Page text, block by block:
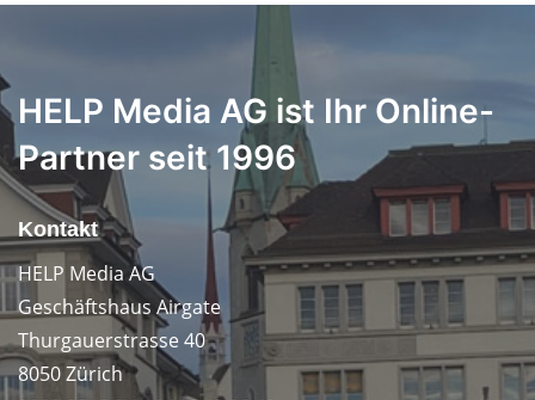
HELP Media AG ist Ihr Online-
Partner seit 1996
Kontakt
HELP Media AG
Geschäftshaus Airgate
Thurgauerstrasse 40
8050 Zürich